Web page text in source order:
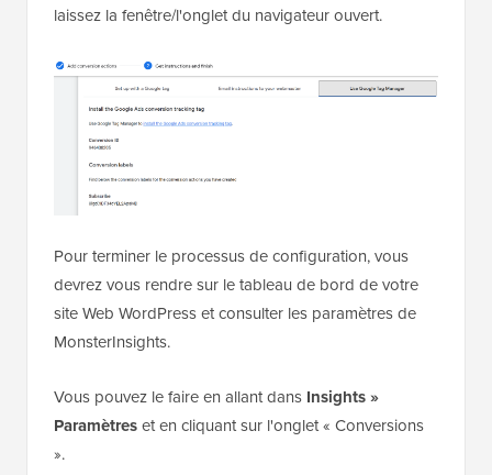
laissez la fenêtre/l'onglet du navigateur ouvert.
Pour terminer le processus de configuration, vous
devrez vous rendre sur le tableau de bord de votre
site Web WordPress et consulter les paramètres de
MonsterInsights.
Vous pouvez le faire en allant dans Insights »
Paramètreset en cliquant sur l'onglet « Conversions
».